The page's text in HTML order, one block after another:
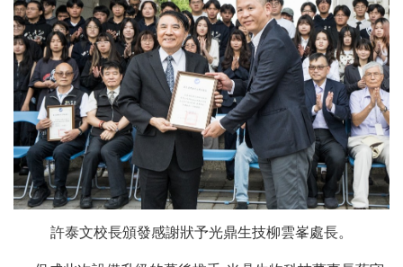
許泰文校長頒發感謝狀予光鼎生技柳雲峯處長。